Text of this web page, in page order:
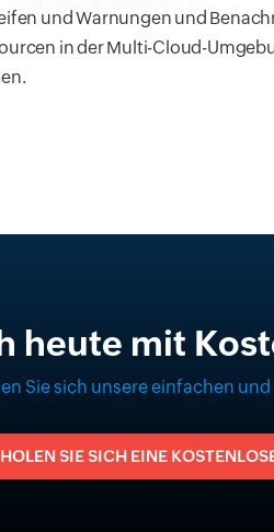
und Warnungen und
in der Multi-Cloud-
heute mit
Sie sich unsere einfachen
HOLEN SIE SICH EINE